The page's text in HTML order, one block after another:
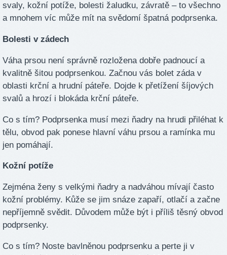
svaly, kožní potíže, bolesti žaludku, závratě – to všechno
a mnohem víc může mít na svědomí špatná podprsenka.
Bolesti v zádech
Váha prsou není správně rozložena dobře padnoucí a
kvalitně šitou podprsenkou. Začnou vás bolet záda v
oblasti krční a hrudní páteře. Dojde k přetížení šíjových
svalů a hrozí i blokáda krční páteře.
Co s tím? Podprsenka musí mezi ňadry na hrudi přiléhat k
tělu, obvod pak ponese hlavní váhu prsou a ramínka mu
jen pomáhají.
Kožní potíže
Zejména ženy s velkými ňadry a nadváhou mívají často
kožní problémy. Kůže se jim snáze zapaří, otlačí a začne
nepříjemně svědit. Důvodem může být i příliš těsný obvod
podprsenky.
Co s tím? Noste bavlněnou podprsenku a perte ji v